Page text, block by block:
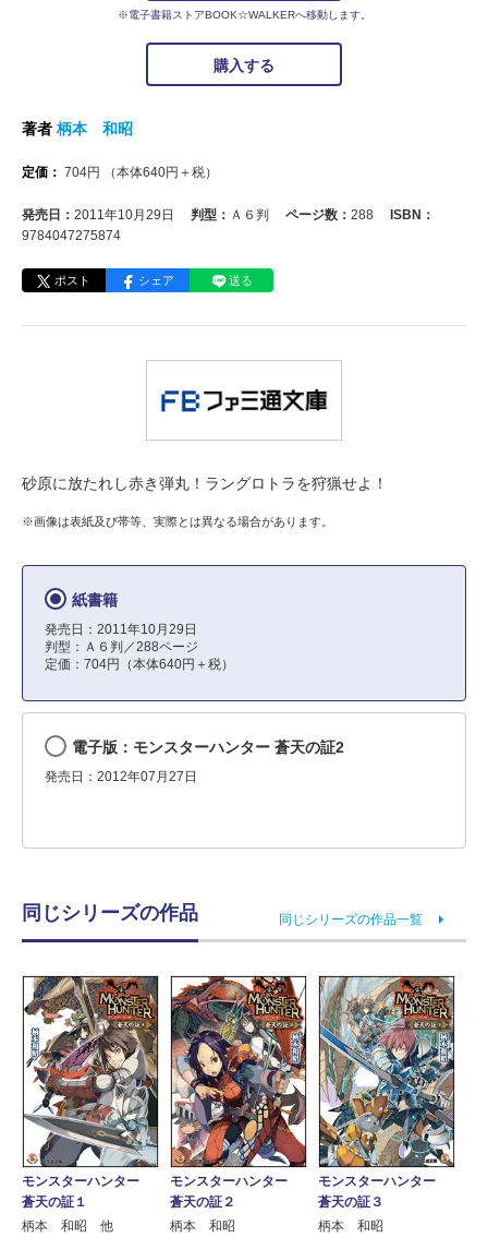
※電子書籍ストアBOOK☆WALKERへ移動します。
購入する
著者 柄本 和昭
定価： 704円 （本体640円＋税）
発売日： 2011年10月29日 判型： Ａ６判 ページ数： 288
ISBN：
9784047275874
ポスト シェア 送る
砂原に放たれし赤き弾丸！ラングロトラを狩猟せよ！
※画像は表紙及び帯等、実際とは異なる場合があります。
紙書籍
発売日：2011年10月29日
判型：Ａ６判／288ページ
定価：704円（本体640円＋税）
電子版：モンスターハンター 蒼天の証2
発売日：2012年07月27日
同じシリーズの作品 同じシリーズの作品一覧
モンスターハンター
蒼天の証１
柄本 和昭 他
モンスターハンター
蒼天の証２
柄本 和昭
モンスターハンター
蒼天の証３
柄本 和昭